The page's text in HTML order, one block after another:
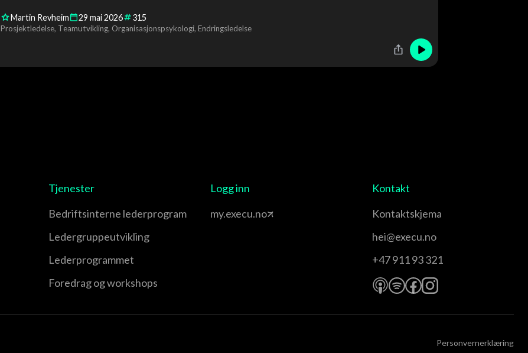
Martin Revheim 29 mai2026 315
Prosjektledelse Teamutvikling Organisasjonspsykologi Endringsledelse
Tjenester
Bedriftsinterne lederprogram
Leder­gruppe­utvikling
Leder­programmet
Foredrag og workshops
Logg inn
my.execu.no
Kontakt
Kontaktskjema
hei@execu.no
+47 911 93 321
Personvernerklæring